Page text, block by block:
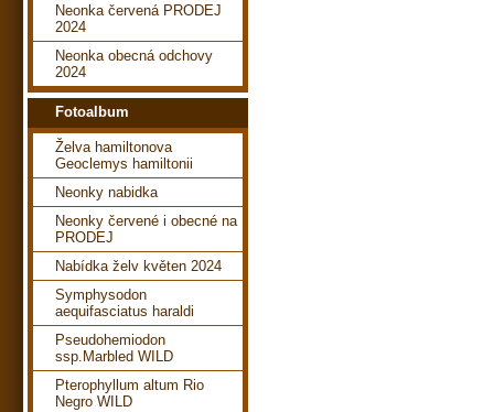
Neonka červená PRODEJ
2024
Neonka obecná odchovy
2024
Fotoalbum
Želva hamiltonova
Geoclemys hamiltonii
Neonky nabidka
Neonky červené i obecné na
PRODEJ
Nabídka želv květen 2024
Symphysodon
aequifasciatus haraldi
Pseudohemiodon
ssp.Marbled WILD
Pterophyllum altum Rio
Negro WILD